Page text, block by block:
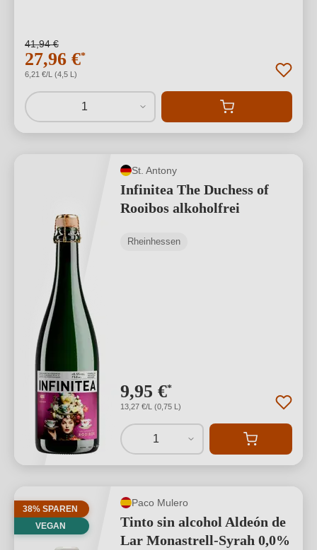
41,94 €
27,96 €*
6,21 €/L (4,5 L)
1
St. Antony
Infinitea The Duchess of
Rooibos alkoholfrei
Rheinhessen
9,95 €*
13,27 €/L (0,75 L)
1
38% SPAREN
VEGAN
Paco Mulero
Tinto sin alcohol Aldeón de
Lar Monastrell-Syrah 0,0%